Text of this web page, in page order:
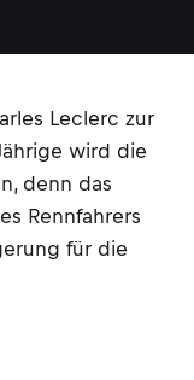
Leclerc zur
wird die
denn das
Rennfahrers
für die